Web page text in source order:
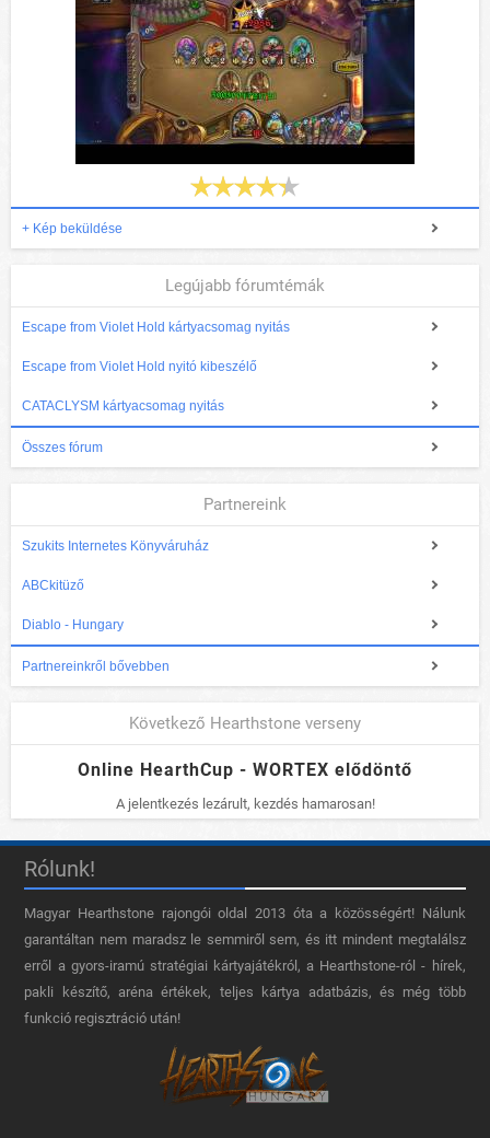
+ Kép beküldése
Legújabb fórumtémák
Escape from Violet Hold kártyacsomag nyitás
Escape from Violet Hold nyitó kibeszélő
CATACLYSM kártyacsomag nyitás
Összes fórum
Partnereink
Szukits Internetes Könyváruház
ABCkitüző
Diablo - Hungary
Partnereinkről bővebben
Következő Hearthstone verseny
Online HearthCup - WORTEX elődöntő
A jelentkezés lezárult, kezdés hamarosan!
Rólunk!
Magyar Hearthstone​ rajongói oldal 2013 óta a közösségért! Nálunk
garantáltan nem maradsz le semmiről sem, és itt mindent megtalálsz
erről a gyors-iramú stratégiai kártyajátékról, a Hearthstone-ról - hírek,
pakli készítő, aréna értékek, teljes kártya adatbázis, és még több
funkció regisztráció után!